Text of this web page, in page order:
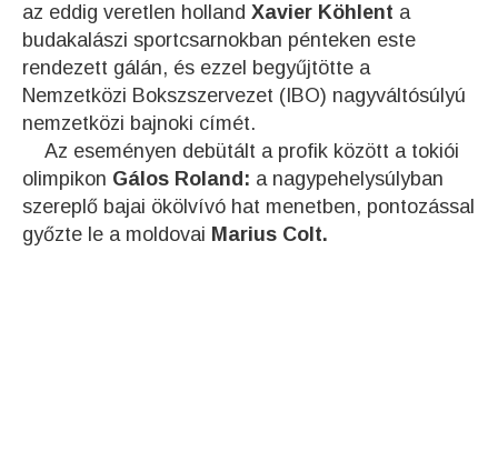
az eddig veretlen holland Xavier Köhlent a
budakalászi sportcsarnokban pénteken este
rendezett gálán, és ezzel begyűjtötte a
Nemzetközi Bokszszervezet (IBO) nagyváltósúlyú
nemzetközi bajnoki címét.
Az eseményen debütált a profik között a tokiói
olimpikon Gálos Roland: a nagypehelysúlyban
szereplő bajai ökölvívó hat menetben, pontozással
győzte le a moldovai Marius Colt.